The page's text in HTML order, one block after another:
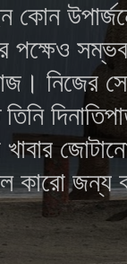
কোন
পক্ষেও
নিজের
খাবার
কারো জন্য